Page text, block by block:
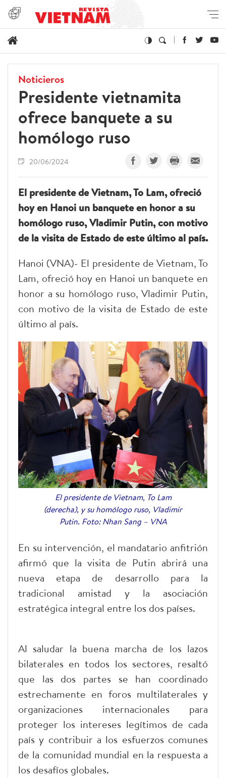
Noticieros
Presidente vietnamita
ofrece banquete a su
homólogo ruso
20/06/2024
El presidente de Vietnam, To Lam, ofreció
hoy en Hanoi un banquete en honor a su
homólogo ruso, Vladimir Putin, con motivo
de la visita de Estado de este último al país.
Hanoi (VNA)- El presidente de Vietnam, To
Lam, ofreció hoy en Hanoi un banquete en
honor a su homólogo ruso, Vladimir Putin,
con motivo de la visita de Estado de este
último al país.
El presidente de Vietnam, To Lam
(derecha), y su homólogo ruso, Vladimir
Putin. Foto: Nhan Sang – VNA
En su intervención, el mandatario anfitrión
afirmó que la visita de Putin abrirá una
nueva etapa de desarrollo para la
tradicional amistad y la asociación
estratégica integral entre los dos países.
Al saludar la buena marcha de los lazos
bilaterales en todos los sectores, resaltó
que las dos partes se han coordinado
estrechamente en foros multilaterales y
organizaciones internacionales para
proteger los intereses legítimos de cada
país y contribuir a los esfuerzos comunes
de la comunidad mundial en la respuesta a
los desafíos globales.